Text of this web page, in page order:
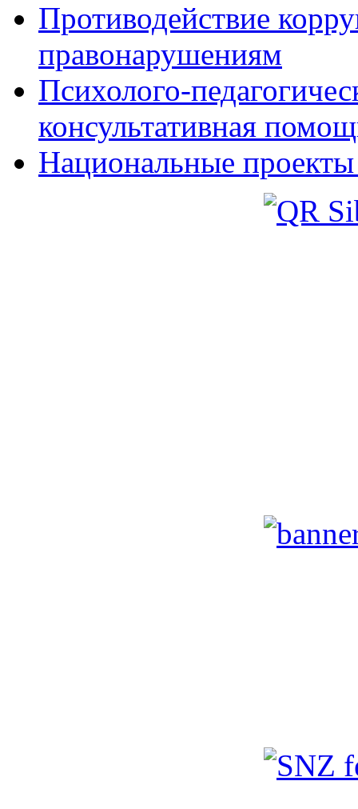
Противодействие
правонарушениям
Психолого-
консультативная
Национальные